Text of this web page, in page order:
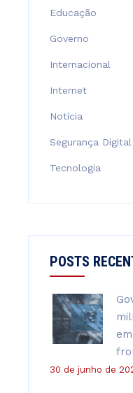
Educação
Governo
Internacional
Internet
Notícia
Segurança Digital
Tecnologia
POSTS
30 de junho de